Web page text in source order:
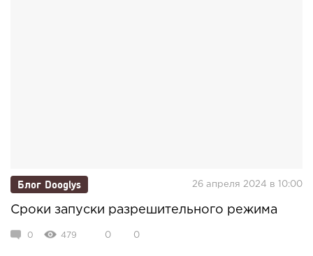
Блог Dooglys 26 апреля 2024 в 10:00
Сроки запуски разрешительного режима
0 479 0 0